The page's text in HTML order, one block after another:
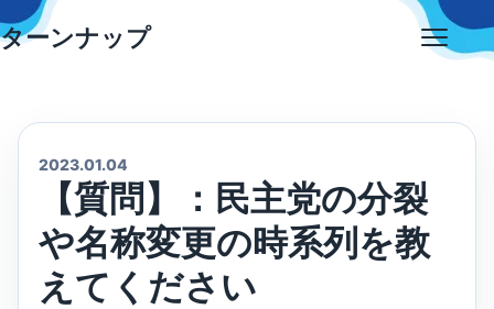
Skip
to
ターンナップ
2023.01.04
【質問】：民主党の分裂
や名称変更の時系列を教
えてください